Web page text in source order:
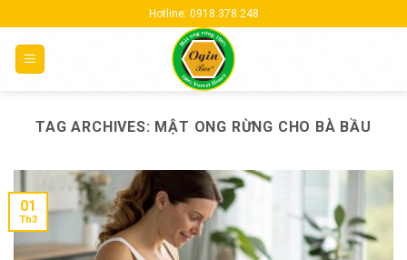
to
content
Hotline: 0918.378.248
TAG ARCHIVES: MẬT ONG RỪNG CHO BÀ BẦU
01
Th3